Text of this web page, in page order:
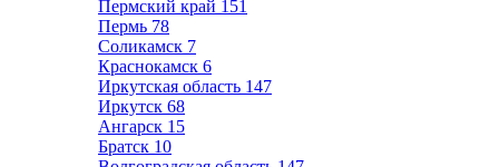
Пермский край 151
Пермь 78
Соликамск 7
Краснокамск 6
Иркутская область 147
Иркутск 68
Ангарск 15
Братск 10